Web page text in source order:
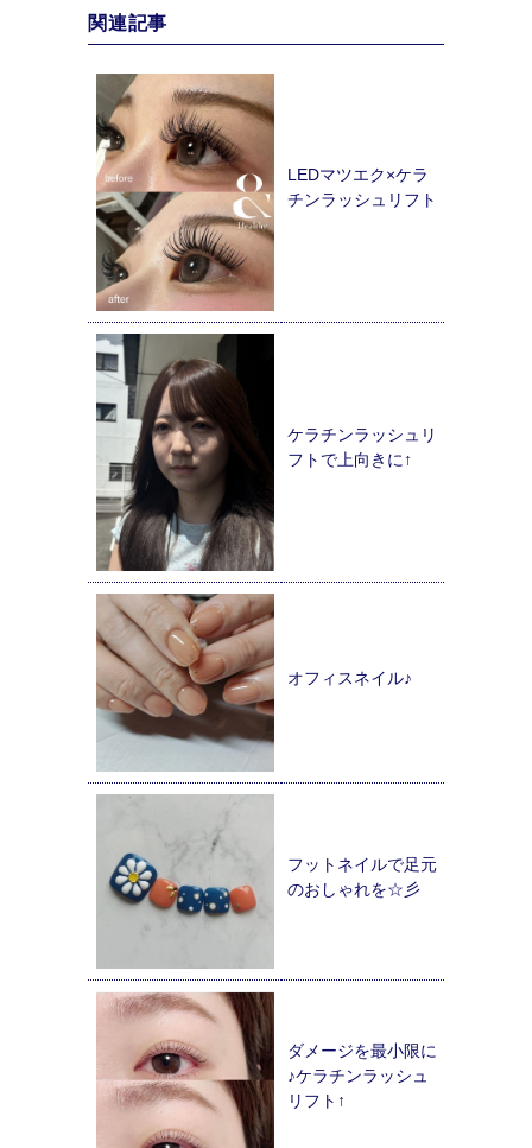
関連記事
LEDマツエク×ケラ
チンラッシュリフト
ケラチンラッシュリ
フトで上向きに↑
オフィスネイル♪
フットネイルで足元
のおしゃれを☆彡
ダメージを最小限に
♪ケラチンラッシュ
リフト↑